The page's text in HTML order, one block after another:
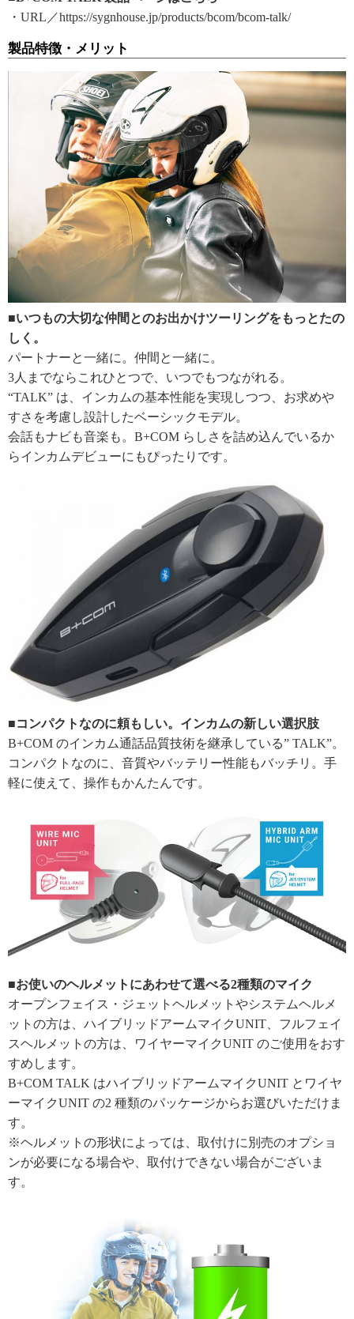
・URL／https://sygnhouse.jp/products/bcom/bcom-talk/
製品特徴・メリット
■いつもの大切な仲間とのお出かけツーリングをもっとたの
しく。
パートナーと一緒に。仲間と一緒に。
3人までならこれひとつで、いつでもつながれる。
“TALK” は、インカムの基本性能を実現しつつ、お求めや
すさを考慮し設計したベーシックモデル。
会話もナビも音楽も。B+COM らしさを詰め込んでいるか
らインカムデビューにもぴったりです。
■コンパクトなのに頼もしい。インカムの新しい選択肢
B+COM のインカム通話品質技術を継承している” TALK”。
コンパクトなのに、音質やバッテリー性能もバッチリ。手
軽に使えて、操作もかんたんです。
■お使いのヘルメットにあわせて選べる2種類のマイク
オープンフェイス・ジェットヘルメットやシステムヘルメ
ットの方は、ハイブリッドアームマイクUNIT、フルフェイ
スヘルメットの方は、ワイヤーマイクUNIT のご使用をおす
すめします。
B+COM TALK はハイブリッドアームマイクUNIT とワイヤ
ーマイクUNIT の2 種類のパッケージからお選びいただけま
す。
※ヘルメットの形状によっては、取付けに別売のオプショ
ンが必要になる場合や、取付けできない場合がございま
す。